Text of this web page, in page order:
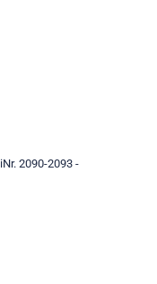
2090-2093 -